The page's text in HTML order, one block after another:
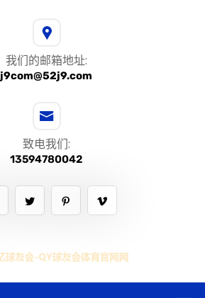
我们的邮箱地址:
j9com@52j9.com
致电我们:
13594780042